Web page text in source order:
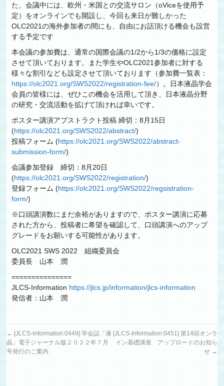
た、会議中には、欧州・米国との交流サロン（oViceを使用予
定）をオンラインでも開設し、今回も来日が難しかった
OLC2021の海外参加者の間にも、自由にお話頂ける機会も設営
する予定です
本会議の参加費は、通常の国際会議の1/2から1/3の価格に設定
させて頂いております。また学生やOLC2021参加者に対する
様々な割引なども設定させて頂いております（参加費一覧表：
https://olc2021.org/SWS2022/registration-fee/）。日本液晶学会
会員の皆様には、ぜひこの機会を活用して頂き、日本液晶分野
の研究・交流活動を拡げて頂ければ幸いです。
ポスター講演アブストラクト投稿 締切：8月15日
(https://olc2021.org/SWS2022/abstract/)
投稿フォーム (https://olc2021.org/SWS2022/abstract-
submission-form/)
会議参加登録 締切：8月20日
(https://olc2021.org/SWS2022/registration/)
登録フォーム (https://olc2021.org/SWS2022/regsistration-
form/)
※口頭講演数にまだ余裕がありますので、ポスター講演に応募
された方から、投稿者に希望を確認して、口頭講演へのアップ
グレードをお願いする可能性があります。
OLC2021 SWS 2022 組織委員会
委員長 山本 潤
===============
JLCS-Information https://jlcs.jp/information/jlcs-information
発信者：山本 潤
← [JLCS-Information:0449] 学会誌「液
晶」電子ジャーナル版２０２２年７月
号発行のご案内
[JLCS-Information:0451] 第14回オンラ
イン基礎講座 アップロードのお知ら
せ →